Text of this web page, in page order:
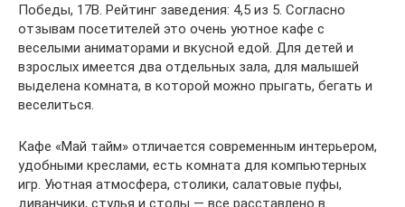
Победы, 17В. Рейтинг заведения: 4,5 из 5. Согласно
отзывам посетителей это очень уютное кафе с
веселыми аниматорами и вкусной едой. Для детей и
взрослых имеется два отдельных зала, для малышей
выделена комната, в которой можно прыгать, бегать и
веселиться.
Кафе «Май тайм» отличается современным интерьером,
удобными креслами, есть комната для компьютерных
игр. Уютная атмосфера, столики, салатовые пуфы,
диванчики, стулья и столы — все расставлено в